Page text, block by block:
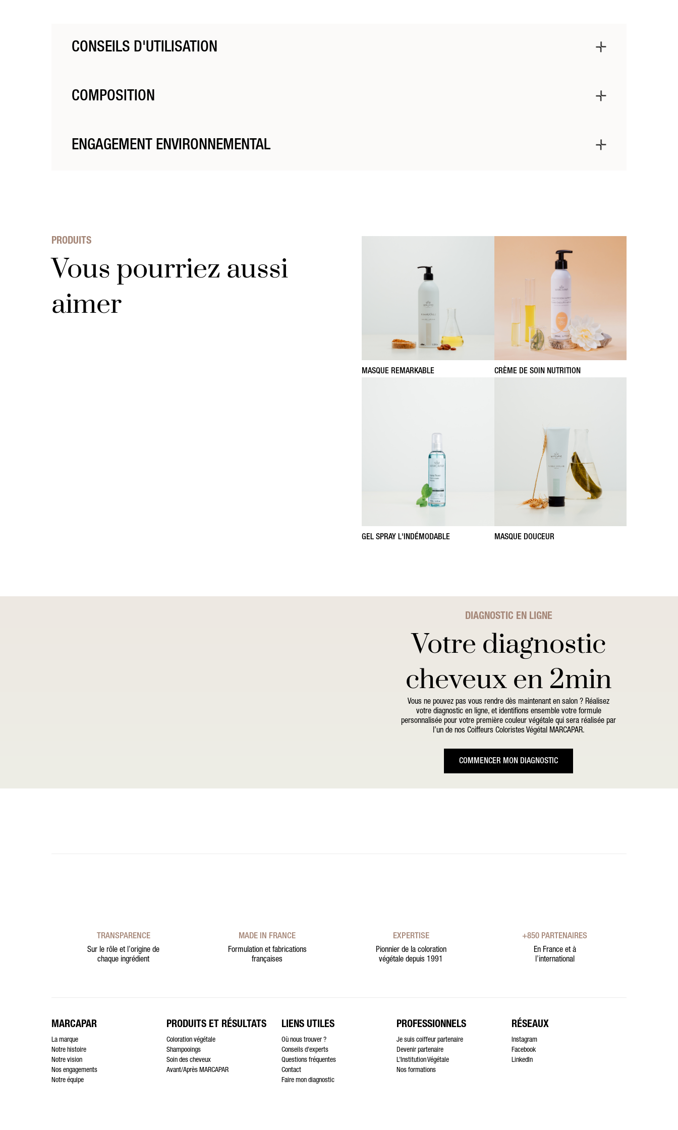
CONSEILS D'UTILISATION
COMPOSITION
ENGAGEMENT ENVIRONNEMENTAL
PRODUITS
Vous pourriez aussi
aimer
MASQUE REMARKABLE CRÈME DE SOIN NUTRITION
GEL SPRAY L'INDÉMODABLE MASQUE DOUCEUR
DIAGNOSTIC EN LIGNE
Votre diagnostic
cheveux en 2min
Vous ne pouvez pas vous rendre dès maintenant en salon ? Réalisez
votre diagnostic en ligne, et identifions ensemble votre formule
personnalisée pour votre première couleur végétale qui sera réalisée par
l’un de nos Coiffeurs Coloristes Végétal MARCAPAR.
COMMENCER MON DIAGNOSTIC
TRANSPARENCE
Sur le rôle et l’origine de
chaque ingrédient
MADE IN FRANCE
Formulation et fabrications
françaises
EXPERTISE
Pionnier de la coloration
végétale depuis 1991
+850 PARTENAIRES
En France et à
l’international
MARCAPAR
La marque
Notre histoire
Notre vision
Nos engagements
Notre équipe
PRODUITS ET RÉSULTATS
Coloration végétale
Shampooings
Soin des cheveux
Avant/Après MARCAPAR
LIENS UTILES
Où nous trouver ?
Conseils d’experts
Questions fréquentes
Contact
Faire mon diagnostic
PROFESSIONNELS
Je suis coiffeur partenaire
Devenir partenaire
L’Institution Végétale
Nos formations
RÉSEAUX
Instagram
Facebook
LinkedIn